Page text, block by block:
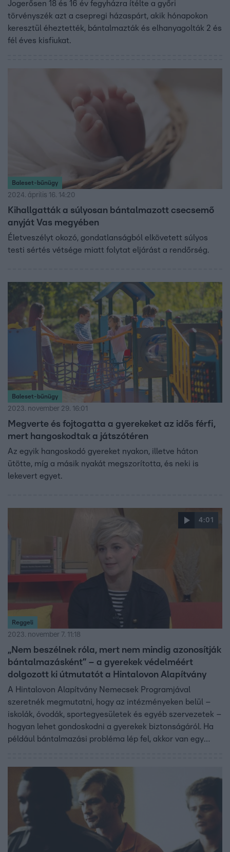
Jogerősen 18 és 16 év fegyházra ítélte a győri
törvényszék azt a csepregi házaspárt, akik hónapokon
keresztül éheztették, bántalmazták és elhanyagolták 2 és
fél éves kisfiukat.
Baleset-bűnügy
2024. április 16. 14:20
Kihallgatták a súlyosan bántalmazott csecsemő
anyját Vas megyében
Életveszélyt okozó, gondatlanságból elkövetett súlyos
testi sértés vétsége miatt folytat eljárást a rendőrség.
Baleset-bűnügy
2023. november 29. 16:01
Megverte és fojtogatta a gyerekeket az idős férfi,
mert hangoskodtak a játszótéren
Az egyik hangoskodó gyereket nyakon, illetve háton
ütötte, míg a másik nyakát megszorította, és neki is
lekevert egyet.
4:01
Reggeli
2023. november 7. 11:18
„Nem beszélnek róla, mert nem mindig azonosítják
bántalmazásként” – a gyerekek védelméért
dolgozott ki útmutatót a Hintalovon Alapítvány
A Hintalovon Alapítvány Nemecsek Programjával
szeretnék megmutatni, hogy az intézményeken belül –
iskolák, óvodák, sportegyesületek és egyéb szervezetek –
hogyan lehet gondoskodni a gyerekek biztonságáról. Ha
például bántalmazási probléma lép fel, akkor van egy
a program vezetője ismertette a Reggeliben.